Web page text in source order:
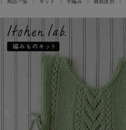
商品一覧 キット 手編み 難易度別